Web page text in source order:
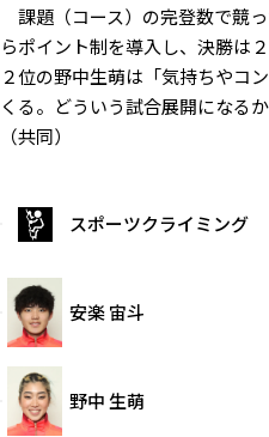
課題（コース）の完登数で競
らポイント制を導入し、決勝は
２位の野中生萌は「気持ちやコ
くる。どういう試合展開になる
（共同）
スポーツクライミング
安楽 宙斗
野中 生萌